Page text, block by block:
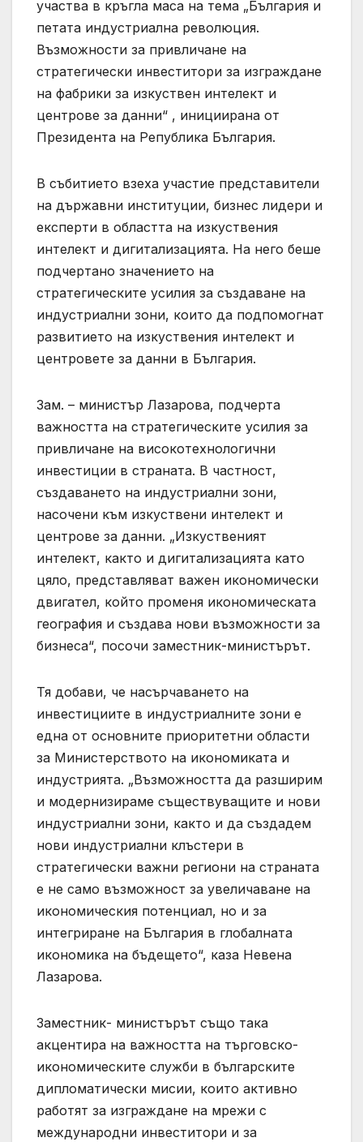
участва в кръгла маса на тема „България и
петата индустриална революция.
Възможности за привличане на
стратегически инвеститори за изграждане
на фабрики за изкуствен интелект и
центрове за данни“ , инициирана от
Президента на Република България.
В събитието взеха участие представители
на държавни институции, бизнес лидери и
експерти в областта на изкуствения
интелект и дигитализацията. На него беше
подчертано значението на
стратегическите усилия за създаване на
индустриални зони, които да подпомогнат
развитието на изкуствения интелект и
центровете за данни в България.
Зам. – министър Лазарова, подчерта
важността на стратегическите усилия за
привличане на високотехнологични
инвестиции в страната. В частност,
създаването на индустриални зони,
насочени към изкуствени интелект и
центрове за данни. „Изкуственият
интелект, както и дигитализацията като
цяло, представляват важен икономически
двигател, който променя икономическата
география и създава нови възможности за
бизнеса“, посочи заместник-министърът.
Тя добави, че насърчаването на
инвестициите в индустриалните зони е
една от основните приоритетни области
за Министерството на икономиката и
индустрията. „Възможността да разширим
и модернизираме съществуващите и нови
индустриални зони, както и да създадем
нови индустриални клъстери в
стратегически важни региони на страната
е не само възможност за увеличаване на
икономическия потенциал, но и за
интегриране на България в глобалната
икономика на бъдещето“, каза Невена
Лазарова.
Заместник- министърът също така
акцентира на важността на търговско-
икономическите служби в българските
дипломатически мисии, които активно
работят за изграждане на мрежи с
международни инвеститори и за